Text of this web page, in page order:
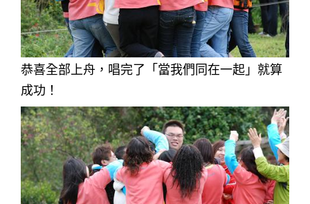
恭喜全部上舟，唱完了「當我們同在一起」就算
成功！